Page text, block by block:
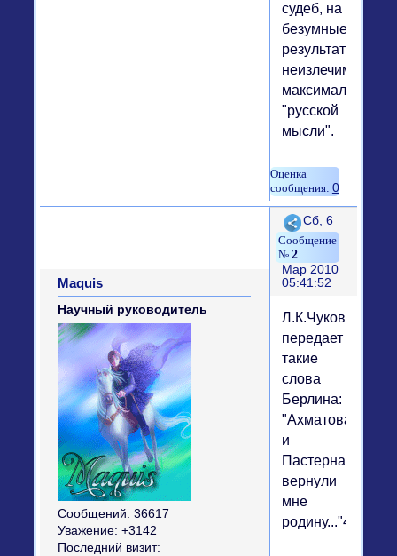
судеб, на
безумные
результаты
неизлечимого
максимализма
"русской
мысли".
0
Поделиться
2
Сб, 6
Мар 2010
05:41:52
Maquis
Научный руководитель
Сообщений: 36617
Уважение: +3142
Последний визит:
Л.К.Чуковская
передает
такие
слова
Берлина:
"Ахматова
и
Пастернак
вернули
мне
родину..."49.